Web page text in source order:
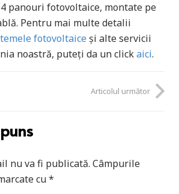
panouri fotovoltaice, montate pe
Pentru mai multe detalii
fotovoltaiceși alte servicii
noastră, puteți da un clickaici.
Articolul următor
nu va fi publicată. Câmpurile
cu*